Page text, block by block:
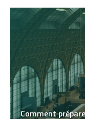
Comment